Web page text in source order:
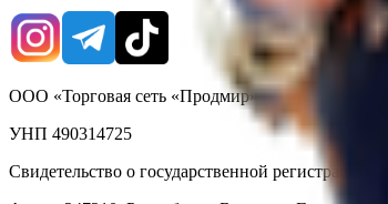
ООО «Торговая сеть «Продмир»
УНП 490314725
Свидетельство о государственной